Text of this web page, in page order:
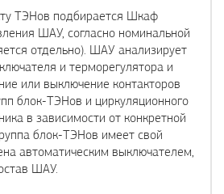
ТЭНов подбирается Шкаф
ШАУ, согласно номинальной
отдельно). ШАУ анализирует
и терморегулятора и
или выключение контакторов
блок-ТЭНов и циркуляционного
в зависимости от конкретной
блок-ТЭНов имеет свой
автоматическим выключателем,
ШАУ.